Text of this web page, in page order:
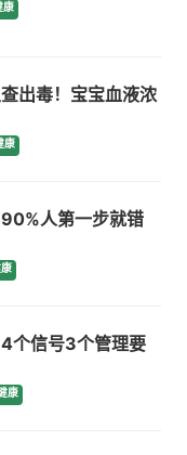
康
出毒！宝宝血液浓
康
人第一步就错
个信号3个管理要
康